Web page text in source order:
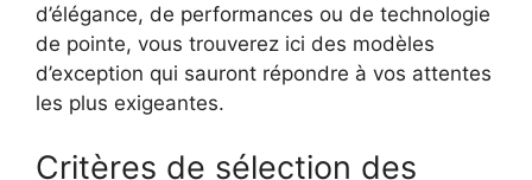
d’élégance, de performances ou de technologie
de pointe, vous trouverez ici des modèles
d’exception qui sauront répondre à vos attentes
les plus exigeantes.
Critères de sélection des